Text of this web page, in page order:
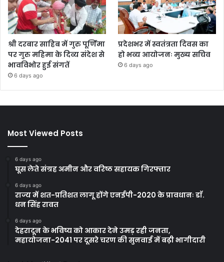
श्री दरबार साहिब में गुरु पूर्णिमा
पर गुरु महिमा के दिव्य संदेश से
भावविभोर हुई संगतें
6 days ago
प्रदेशभर में स्वतंत्रता दिवस का
हो भव्य आयोजनः मुख्य सचिव
6 days ago
Most Viewed Posts
6 days ago
घूस लेते संग्रह अमीन और वरिष्ठ सहायक गिरफ्तार
6 days ago
राज्य में शत-प्रतिशत लागू होंगे एनईपी-2020 के प्रावधानः डाॅ.
धन सिंह रावत
6 days ago
देहरादून के भविष्य को आकार देने उमड़ रही जनता,
महायोजना-2041 पर दूसरे चरण की सुनवाई में बढ़ी भागीदारी